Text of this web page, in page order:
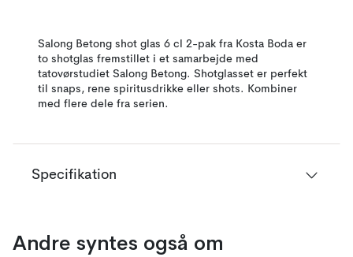
Salong Betong shot glas 6 cl 2-pak fra Kosta Boda er
to shotglas fremstillet i et samarbejde med
tatovørstudiet Salong Betong. Shotglasset er perfekt
til snaps, rene spiritusdrikke eller shots. Kombiner
med flere dele fra serien.
Specifikation
Andre syntes også om